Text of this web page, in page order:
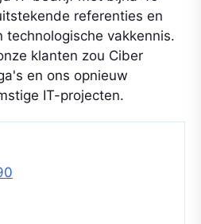
referenties en
vakkennis.
klanten zou Ciber
en ons opnieuw
IT-projecten.